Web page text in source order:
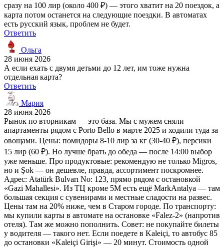
сразу на 100 лир (около 400 ₽) — этого хватит на 20 поездок, а
карта потом останется на следующие поездки. В автоматах
есть русский язык, проблем не будет.
Ответить
Ольга
28 июня 2026
А если ехать с двумя детьми до 12 лет, им тоже нужна
отдельная карта?
Ответить
Мария
28 июня 2026
Рынок по вторникам — это база. Мы с мужем сняли
апартаменты рядом с Porto Bello в марте 2025 и ходили туда за
овощами. Цены: помидоры 8-10 лир за кг (30-40 ₽), персики
15 лир (60 ₽). Но лучше брать до обеда — после 14:00 выбор
уже меньше. Про продуктовые: рекомендую не только Migros,
но и Şok — он дешевле, правда, ассортимент поскромнее.
Адрес: Atatürk Bulvarı No: 123, прямо рядом с остановкой
«Gazi Mahallesi». Из ТЦ кроме 5M есть ещё MarkAntalya — там
большая секция с сувенирами и местные сладости на развес.
Цены там на 20% ниже, чем в Старом городе. По транспорту:
мы купили карты в автомате на остановке «Falez-2» (напротив
отеля). Там же можно пополнить. Совет: не покупайте билеты
у водителя — такого нет. Если поедете в Kaleiçi, то автобус 85
до остановки «Kaleiçi Girişi» — 20 минут. Стоимость одной